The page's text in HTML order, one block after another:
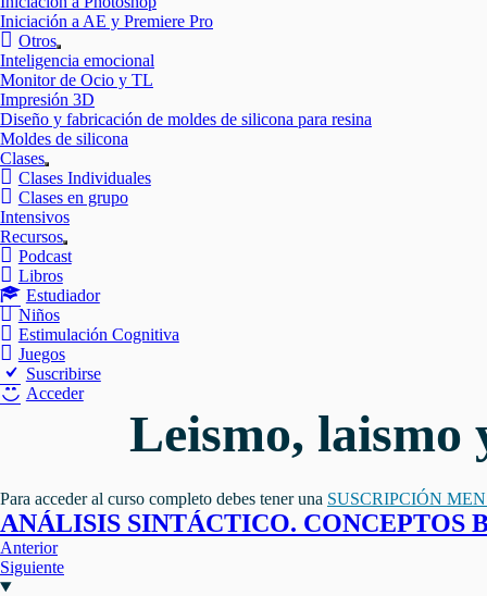
Iniciación a AE y Premiere Pro
Otros
Mostrar
el
submenú
Inteligencia emocional
Monitor de Ocio y TL
Impresión 3D
Diseño y fabricación de moldes de silicona para resina
Moldes de silicona
Clases
Mostrar
el
submenú
Clases Individuales
Clases en grupo
Intensivos
Recursos
Mostrar
el
Podcast
Libros
Estudiador
Niños
Estimulación Cognitiva
Juegos
Suscribirse
Acceder
Leismo, laismo
Para acceder al curso completo debes tener una SUSCRIPCIÓN
ANÁLISIS SINTÁCTICO. CONCEPTOS
Anterior
Siguiente